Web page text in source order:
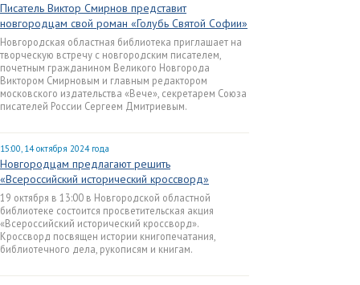
Писатель Виктор Смирнов представит
новгородцам свой роман «Голубь Святой Софии»
Новгородская областная библиотека приглашает на
творческую встречу с новгородским писателем,
почетным гражданином Великого Новгорода
Виктором Смирновым и главным редактором
московского издательства «Вече», секретарем Союза
писателей России Сергеем Дмитриевым.
15:00, 14 октября 2024 года
Новгородцам предлагают решить
«Всероссийский исторический кроссворд»
19 октября в 13:00 в Новгородской областной
библиотеке состоится просветительская акция
«Всероссийский исторический кроссворд».
Кроссворд посвящен истории книгопечатания,
библиотечного дела, рукописям и книгам.